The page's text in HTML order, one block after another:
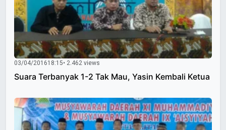
03/04/201618:15• 2.462 views
Suara Terbanyak 1-2 Tak Mau, Yasin Kembali Ketua